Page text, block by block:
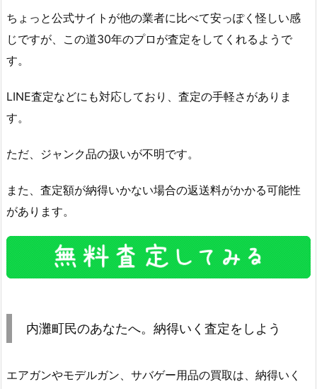
ちょっと公式サイトが他の業者に比べて安っぽく怪しい感
じですが、この道30年のプロが査定をしてくれるようで
す。
LINE査定などにも対応しており、査定の手軽さがありま
す。
ただ、ジャンク品の扱いが不明です。
また、査定額が納得いかない場合の返送料がかかる可能性
があります。
内灘町民のあなたへ。納得いく査定をしよう
エアガンやモデルガン、サバゲー用品の買取は、納得いく